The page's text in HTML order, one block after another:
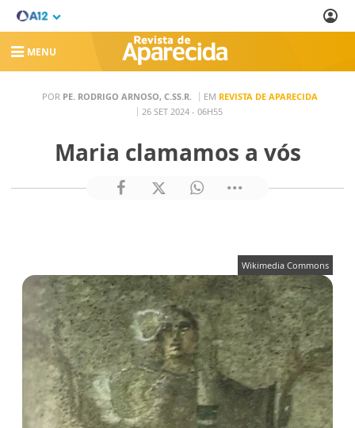
MENU
POR PE. RODRIGO ARNOSO, C.SS.R. EM REVISTA DE APARECIDA
26 SET 2024 - 06H55
Maria clamamos a vós
Wikimedia Commons